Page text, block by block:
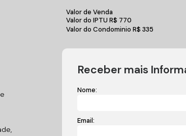
Valor de Venda
Valor do IPTU R$ 770
Valor do Condominio R$ 335
Receber mais
Nome:
Email: